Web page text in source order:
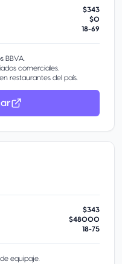
$343
$0
18-69
BBVA.
comerciales.
restaurantes del país.
$343
$48000
18-75
equipaje.